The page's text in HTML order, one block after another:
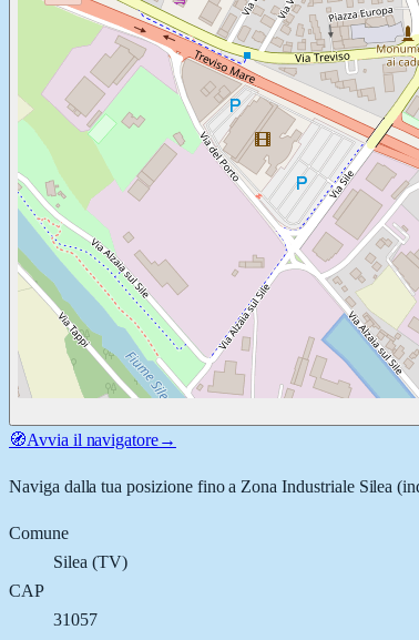
🧭Avvia il navigatore→
Naviga dalla tua posizione fino a Zona Industriale Silea
Comune
Silea (TV)
CAP
31057